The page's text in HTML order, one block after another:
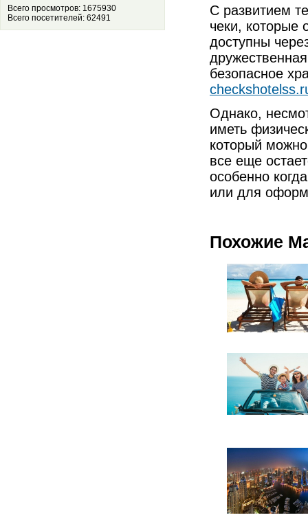
Всего просмотров: 1675930
Всего посетителей: 62491
С развитием
чеки, которые
доступны
безопасное
Однако,
иметь
который
все еще
особенно
или для
Похожие